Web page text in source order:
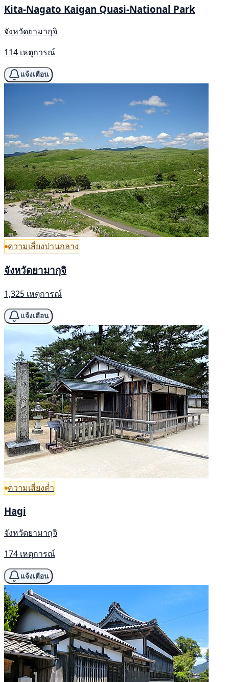
Kita-Nagato Kaigan Quasi-National Park
จังหวัดยามากุจิ
114 เหตุการณ์
แจ้งเตือน
ความเสี่ยงปานกลาง
จังหวัดยามากุจิ
1,325 เหตุการณ์
แจ้งเตือน
ความเสี่ยงต่ำ
Hagi
จังหวัดยามากุจิ
174 เหตุการณ์
แจ้งเตือน